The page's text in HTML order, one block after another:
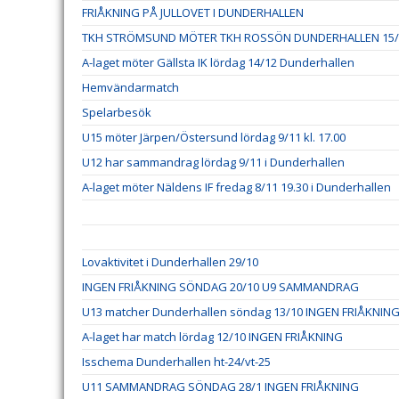
FRIÅKNING PÅ JULLOVET I DUNDERHALLEN
TKH STRÖMSUND MÖTER TKH ROSSÖN DUNDERHALLEN
A-laget möter Gällsta IK lördag 14/12 Dunderhallen
Hemvändarmatch
Spelarbesök
U15 möter Järpen/Östersund lördag 9/11 kl. 17.00
U12 har sammandrag lördag 9/11 i Dunderhallen
A-laget möter Näldens IF fredag 8/11 19.30 i Dunderhallen
Lovaktivitet i Dunderhallen 29/10
INGEN FRIÅKNING SÖNDAG 20/10 U9 SAMMANDRAG
U13 matcher Dunderhallen söndag 13/10 INGEN FRIÅKNING
A-laget har match lördag 12/10 INGEN FRIÅKNING
Isschema Dunderhallen ht-24/vt-25
U11 SAMMANDRAG SÖNDAG 28/1 INGEN FRIÅKNING